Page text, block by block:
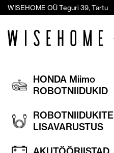
WISEHOME OÜ Teguri 39, Tartu
HONDA Miimo
ROBOTNIIDUKID
ROBOTNIIDUKITE
LISAVARUSTUS